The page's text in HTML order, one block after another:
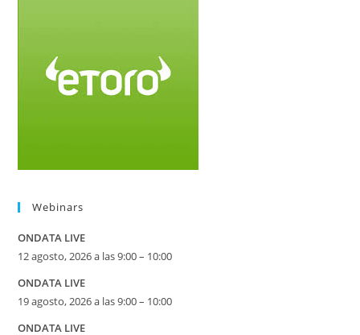
Webinars
ONDATA LIVE
12 agosto, 2026 a las 9:00 – 10:00
ONDATA LIVE
19 agosto, 2026 a las 9:00 – 10:00
ONDATA LIVE